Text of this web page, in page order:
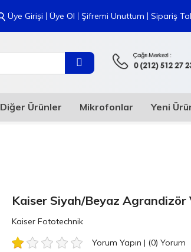
Üye Girişi | Üye Ol | Şifremi Unuttum | Sipariş
Diğer Ürünler Mikrofonlar Yeni
Kaiser Siyah/Beyaz Agrandizör
Kaiser Fototechnik
Yorum Yapın | (0) Yorum